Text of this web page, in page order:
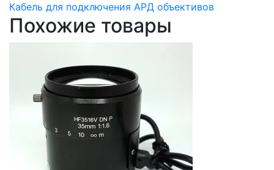
Кабель для подключения АРД объективов
Похожие товары